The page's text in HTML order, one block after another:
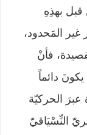
بهذِهِ
المَحدود،
فأنْ
دائماً
عبرَ الحركيّة
النِّسْيَاقيّ